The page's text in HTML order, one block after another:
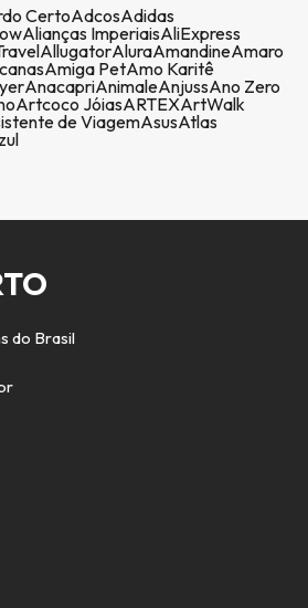
CertoAdcosAdidas
Alianças ImperiaisAliExpress
AllugatorAluraAmandineAmaro
Amiga PetAmo Karitê
AnacapriAnimaleAnjussAno Zero
Artcoco JóiasARTEXArtWalk
de ViagemAsusAtlas
do Brasil